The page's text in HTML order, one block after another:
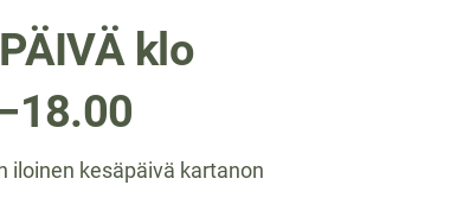
klo
iloinen kesäpäivä kartanon